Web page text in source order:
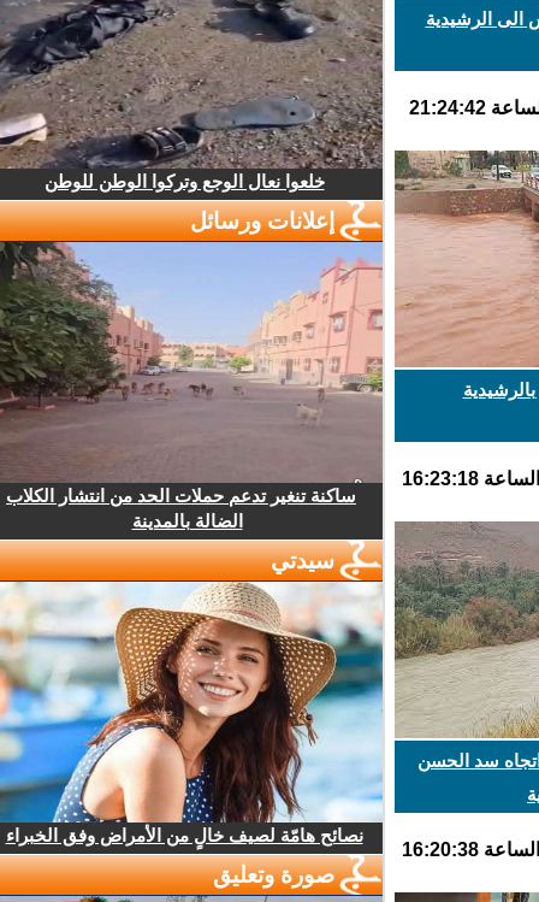
الرشيدية
سد الحسن
خلعوا نعال الوجع وتركوا الوطن للوطن
إعلانات ورسائل
ساكنة تنغير تدعم حملات الحد من انتشار الكلاب
الضالة بالمدينة
سيدتي
نصائح هامّة لصيف خالٍ من الأمراض وفق الخبراء
صورة وتعليق